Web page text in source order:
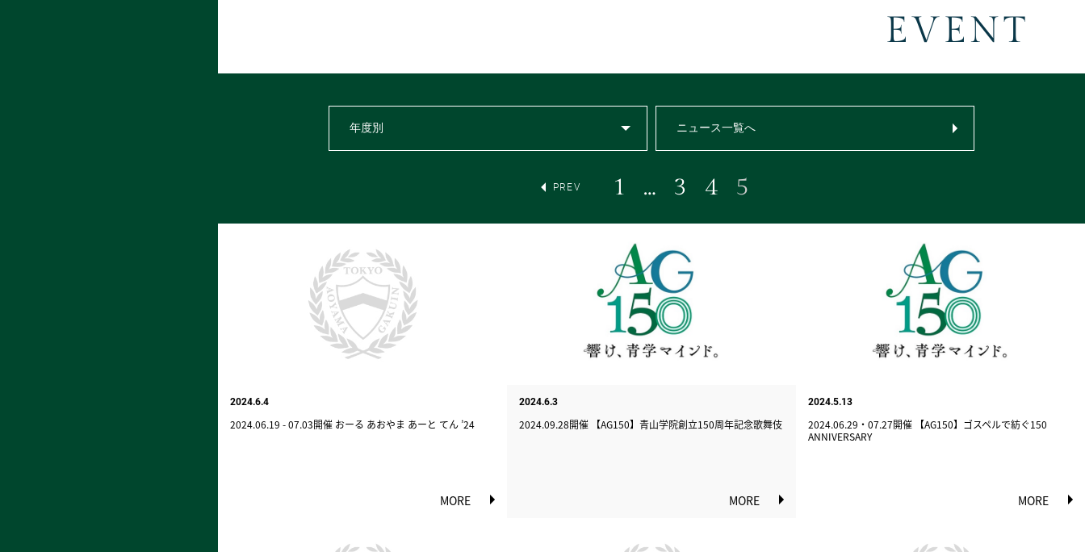
EVENT
年度別 ニュース一覧へ
PREV 1 … 3 4 5
2024.6.4
2024.06.19 - 07.03開催 おーる あおやま あーと てん ’24
MORE
2024.6.3
2024.09.28開催 【AG150】青山学院創立150周年記念歌舞伎
MORE
2024.5.13
2024.06.29・07.27開催 【AG150】ゴスペルで紡ぐ150
ANNIVERSARY
MORE